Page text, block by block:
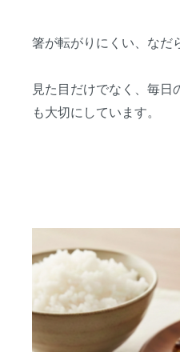
箸が転がりにくい、なだ
見た目だけでなく、毎日
も大切にしています。